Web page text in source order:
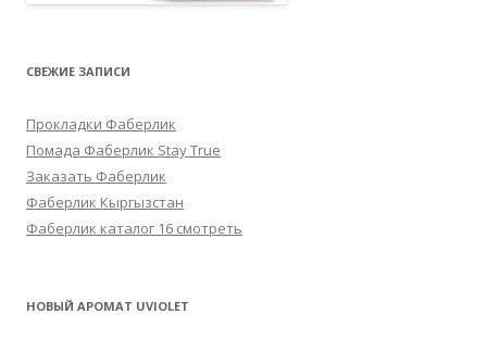
СВЕЖИЕ ЗАПИСИ
Прокладки Фаберлик
Помада Фаберлик Stay True
Заказать Фаберлик
Фаберлик Кыргызстан
Фаберлик каталог 16 смотреть
НОВЫЙ АРОМАТ UVIOLET